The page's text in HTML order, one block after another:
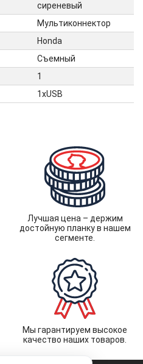
сиреневый
Мультиконнектор
Honda
Cъемный
1
1xUSB
Лучшая цена – держим
достойную планку в нашем
сегменте.
Мы гарантируем высокое
качество наших товаров.